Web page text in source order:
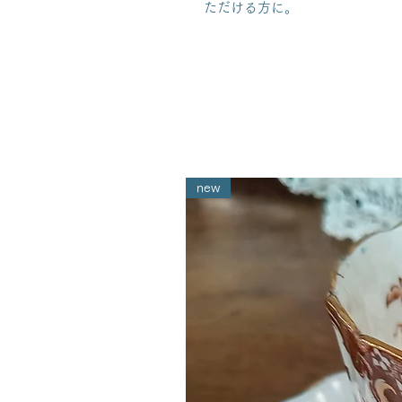
ただける方に。
new